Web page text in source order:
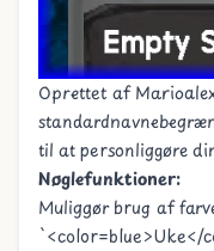
Oprettet af
til at personliggøre
Nøglefunktioner:
Muliggør brug af
`<color=blue>Uke</